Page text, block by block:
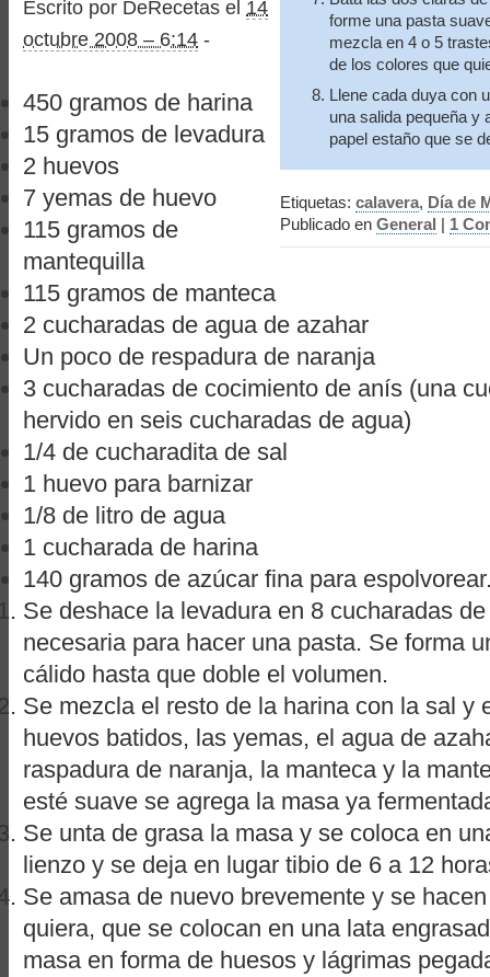
forme una pasta
mezcla en 4 o 5
de los colores que
Llene cada duya con
una salida pequeña y
papel estaño que se
Etiquetas: calavera, Día de
Publicado en General | 1
Escrito por DeRecetas el 14
octubre 2008 – 6:14 -
450 gramos de harina
15 gramos de levadura
2 huevos
7 yemas de huevo
115 gramos de
mantequilla
115 gramos de manteca
2 cucharadas de agua de azahar
Un poco de respadura de naranja
3 cucharadas de cocimiento de anís (una
hervido en seis cucharadas de agua)
1/4 de cucharadita de sal
1 huevo para barnizar
1/8 de litro de agua
1 cucharada de harina
140 gramos de azúcar fina para
Se deshace la levadura en 8 cucharadas
necesaria para hacer una pasta. Se forma
cálido hasta que doble el volumen.
Se mezcla el resto de la harina con la sal y
huevos batidos, las yemas, el agua de
raspadura de naranja, la manteca y la
esté suave se agrega la masa ya
Se unta de grasa la masa y se coloca en
lienzo y se deja en lugar tibio de 6 a 12
Se amasa de nuevo brevemente y se
quiera, que se colocan en una lata
masa en forma de huesos y lágrimas